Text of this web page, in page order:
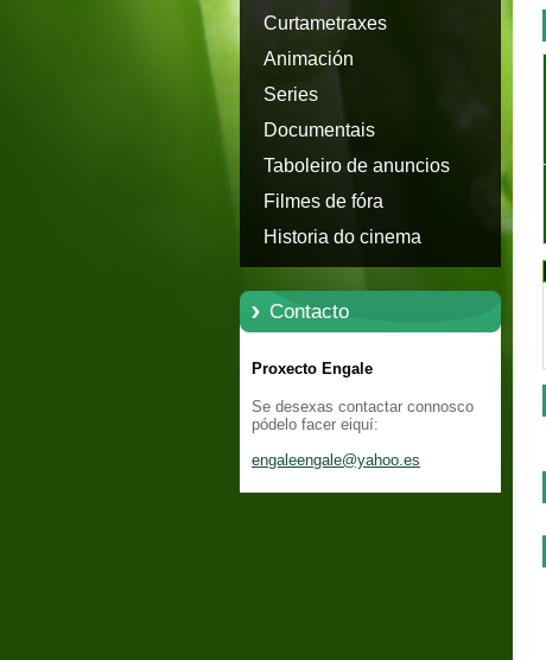
Curtametraxes
Animación
Series
Documentais
Taboleiro de anuncios
Filmes de fóra
Historia do cinema
Contacto
Proxecto Engale
Se desexas contactar connosco
pódelo facer eiquí:
engaleengale@yahoo.es